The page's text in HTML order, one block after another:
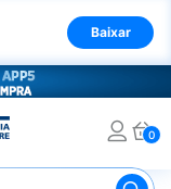
Baixar
0